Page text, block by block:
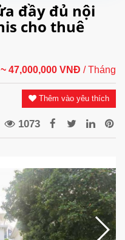
đầy đủ nội
cho thuê
~ 47,000,000 VNĐ / Tháng
Thêm vào yêu thích
1073